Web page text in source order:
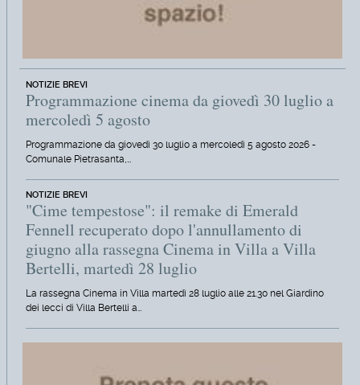
NOTIZIE BREVI
Programmazione cinema da giovedì 30 luglio a
mercoledì 5 agosto
Programmazione da giovedì 30 luglio a mercoledì 5 agosto 2026 -
Comunale Pietrasanta,…
NOTIZIE BREVI
"Cime tempestose": il remake di Emerald
Fennell recuperato dopo l'annullamento di
giugno alla rassegna Cinema in Villa a Villa
Bertelli, martedì 28 luglio
La rassegna Cinema in Villa martedì 28 luglio alle 21.30 nel Giardino
dei lecci di Villa Bertelli a…